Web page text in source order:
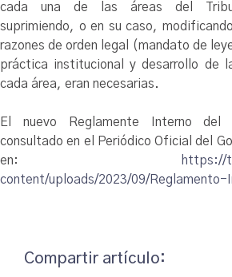
cada una de las áreas del
suprimiendo, o en su caso,
razones de orden legal (mandato de
práctica institucional y desarrollo de
cada área, eran necesarias.
El nuevo Reglamente Interno
consultado en el Periódico Oficial del
en:
https://
content/uploads/2023/09/
Compartir artículo: